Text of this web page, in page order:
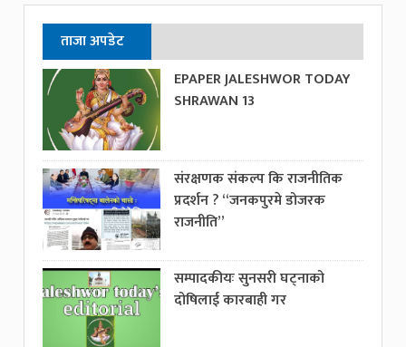
ताजा अपडेट
EPAPER JALESHWOR TODAY
SHRAWAN 13
संरक्षणक संकल्प कि राजनीतिक
प्रदर्शन ? “जनकपुरमे डोजरक
राजनीति”
सम्पादकीयः सुनसरी घट्नाको
दोषिलाई कारबाही गर